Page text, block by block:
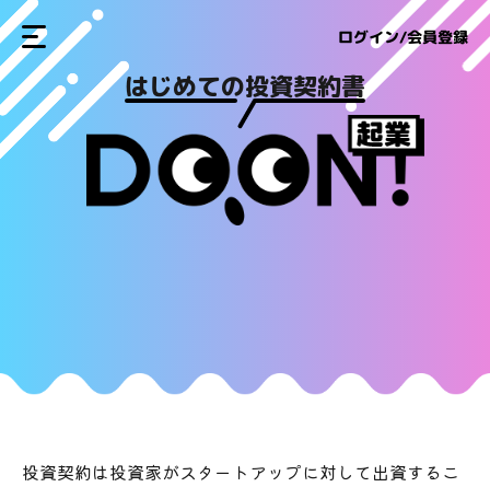
ログイン/会員登録
はじめての投資契約書
投資契約は投資家がスタートアップに対して出資するこ